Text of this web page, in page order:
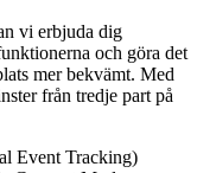
vi erbjuda dig
och göra det
mer bekvämt. Med
från tredje part på
Event Tracking)